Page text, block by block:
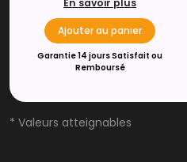
En savoir plus
Ajouter au panier
Garantie 14 jours Satisfait ou
Remboursé
* Valeurs atteignables